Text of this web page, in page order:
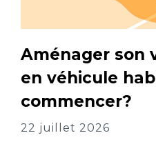
Aménager son
en véhicule
commencer?
22 juillet 2026